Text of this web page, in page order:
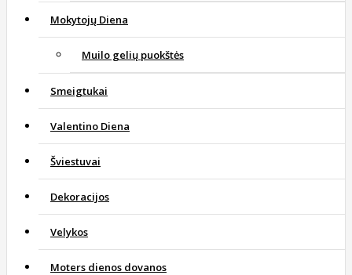
Mokytojų Diena
Muilo gelių puokštės
Smeigtukai
Valentino Diena
Šviestuvai
Dekoracijos
Velykos
Moters dienos dovanos